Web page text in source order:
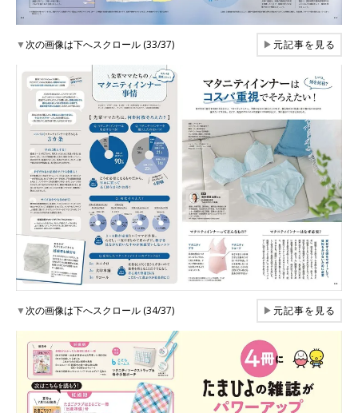
▼次の画像は下へスクロール (33/37) ▶元記事を見る
▼次の画像は下へスクロール (34/37) ▶元記事を見る